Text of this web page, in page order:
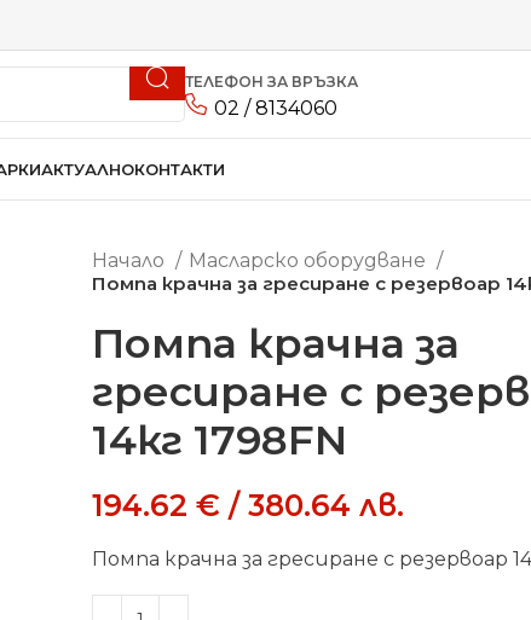
ТЕЛЕФОН ЗА ВРЪЗКА
02 / 8134060
АКТУАЛНОКОНТАКТИ
Начало
Масларско оборудване
Помпа крачна за гресиране с резервоар
Помпа крачна за
гресиране с
14кг 1798FN
194.62 € / 380.64 лв.
Помпа крачна за гресиране с резервоар